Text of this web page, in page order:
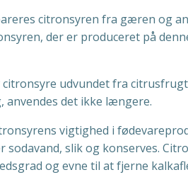
citronsyren fra gæren og
der er produceret på
udvundet fra
det ikke længere.
vigtighed i
sodavand, slik og konserves.
og evne til at fjerne